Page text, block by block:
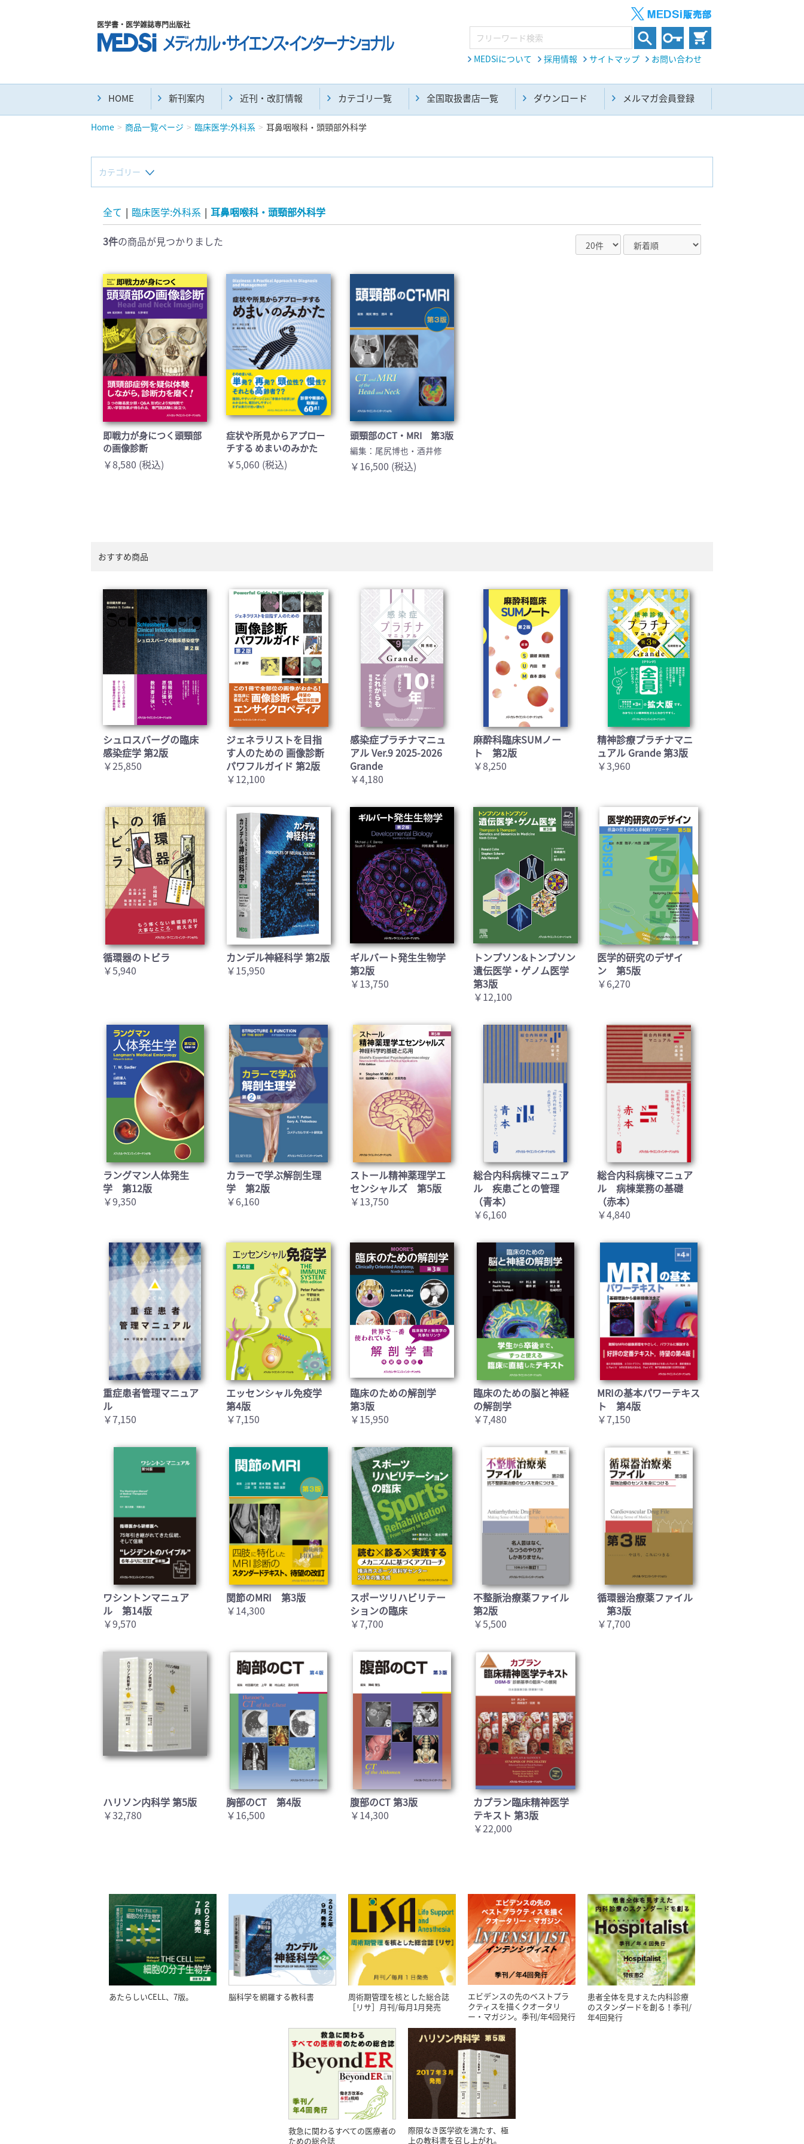
医学書・医学雑誌専門出版社
MEDSiについて 採用情報 サイトマップ お問い合わせ
HOME 新刊案内 近刊・改訂情報 カテゴリ一覧 全国取扱書店一覧 ダウンロード メルマガ会員登録
Home 商品一覧ページ 臨床医学:外科系 耳鼻咽喉科・頭頸部外科学
カテゴリー
新刊(直近6ヶ月)(24) 麻酔・集中治療・救急(284)
マニュアル(39) 生命科学・関連書籍(38)
臨床医学:一般(359) 臨床医学:内科系(407)
基礎医学関連科学(80)
自然科学(25) 看護学(21)
歯科学(3)
栄養学(0) 薬学(7)
衛生・公衆衛生学(14)
医学一般(91) マルチメディア(0)
全て | 臨床医学:外科系 | 耳鼻咽喉科・頭頸部外科学
3件の商品が見つかりました
即戦力が身につく頭頸部
の画像診断
￥8,580 (税込)
症状や所見からアプロー
チする めまいのみかた
￥5,060 (税込)
頭頸部のCT・MRI 第3版
編集：尾尻博也・酒井修
￥16,500 (税込)
おすすめ商品
シュロスバーグの臨床
感染症学 第2版
￥25,850
ジェネラリストを目指
す人のための 画像診断
パワフルガイド 第2版
￥12,100
感染症プラチナマニュ
アル Ver.9 2025-2026
Grande
￥4,180
麻酔科臨床SUMノー
ト 第2版
￥8,250
精神診療プラチナマニ
ュアル Grande 第3版
￥3,960
循環器のトビラ
￥5,940
カンデル神経科学 第2版
￥15,950
ギルバート発生生物学
第2版
￥13,750
トンプソン&トンプソン
遺伝医学・ゲノム医学
第3版
￥12,100
医学的研究のデザイ
ン 第5版
￥6,270
ラングマン人体発生
学 第12版
￥9,350
カラーで学ぶ解剖生理
学 第2版
￥6,160
ストール精神薬理学エ
センシャルズ 第5版
￥13,750
総合内科病棟マニュア
ル 疾患ごとの管理
（青本）
￥6,160
総合内科病棟マニュア
ル 病棟業務の基礎
（赤本）
￥4,840
重症患者管理マニュア
ル
￥7,150
エッセンシャル免疫学
第4版
￥7,150
臨床のための解剖学
第3版
￥15,950
臨床のための脳と神経
の解剖学
￥7,480
MRIの基本パワーテキス
ト 第4版
￥7,150
ワシントンマニュア
ル 第14版
￥9,570
関節のMRI 第3版
￥14,300
スポーツリハビリテー
ションの臨床
￥7,700
不整脈治療薬ファイル
第2版
￥5,500
循環器治療薬ファイル
第3版
￥7,700
ハリソン内科学 第5版
￥32,780
胸部のCT 第4版
￥16,500
腹部のCT 第3版
￥14,300
カプラン臨床精神医学
テキスト 第3版
￥22,000
あたらしいCELL、7版。 脳科学を網羅する教科書
周術期管理を核とした総合誌
［リサ］月刊/毎月1月発売
エビデンスの先のベストプラ
クティスを描くクオータリ
ー・マガジン。季刊/年4回発行
患者全体を見すえた内科診療
のスタンダードを創る！季刊/
年4回発行
救急に関わるすべての医療者の
ための総合誌
際限なき医学欲を満たす、極
上の教科書を召し上がれ。